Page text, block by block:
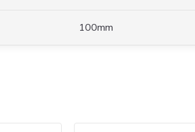
100mm